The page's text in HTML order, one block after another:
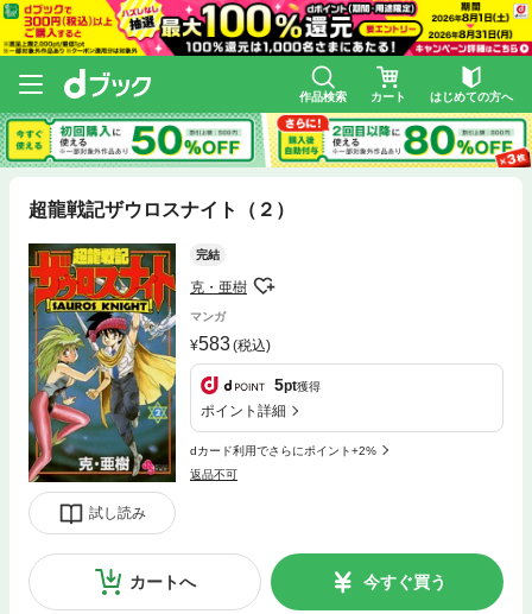
作品検索 カート はじめての方へ
超龍戦記ザウロスナイト（２）
試し読み
完結
克・亜樹
マンガ
583(税込)
5pt獲得
ポイント詳細
dカード利用でさらにポイント+2%
返品不可
カートへ 今すぐ買う